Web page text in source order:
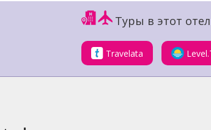
Туры в этот
Travelata